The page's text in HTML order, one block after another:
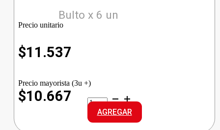
Bulto x 6 un
Precio unitario
$11.537
Precio mayorista (3u +)
$10.667
BOLS
GINEBRA
cantidad
AGREGAR